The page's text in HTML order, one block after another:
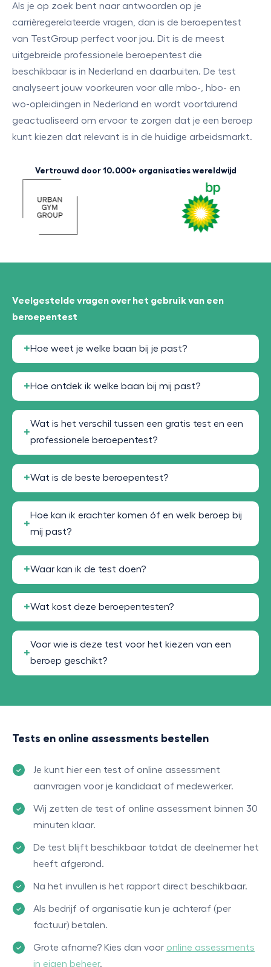
Als je op zoek bent naar antwoorden op je
carrièregerelateerde vragen, dan is de beroepentest
van TestGroup perfect voor jou. Dit is de meest
uitgebreide professionele beroepentest die
beschikbaar is in Nederland en daarbuiten. De test
analyseert jouw voorkeuren voor alle mbo-, hbo- en
wo-opleidingen in Nederland en wordt voortdurend
geactualiseerd om ervoor te zorgen dat je een beroep
kunt kiezen dat relevant is in de huidige arbeidsmarkt.
Vertrouwd door 10.000+ organisaties wereldwijd
Veelgestelde vragen over het gebruik van een
beroepentest
Hoe weet je welke baan bij je past?
Hoe ontdek ik welke baan bij mij past?
Wat is het verschil tussen een gratis test en een
professionele beroepentest?
Wat is de beste beroepentest?
Hoe kan ik erachter komen óf en welk beroep bij
mij past?
Waar kan ik de test doen?
Wat kost deze beroepentesten?
Voor wie is deze test voor het kiezen van een
beroep geschikt?
Tests en online assessments bestellen
Je kunt hier een test of online assessment
aanvragen voor je kandidaat of medewerker.
Wij zetten de test of online assessment binnen 30
minuten klaar.
De test blijft beschikbaar totdat de deelnemer het
heeft afgerond.
Na het invullen is het rapport direct beschikbaar.
Als bedrijf of organisatie kun je achteraf (per
factuur) betalen.
Grote afname? Kies dan voor online assessments
in eigen beheer.